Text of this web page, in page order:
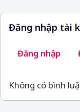
Đăng nhập tài
Đăng nhập
Không có bình